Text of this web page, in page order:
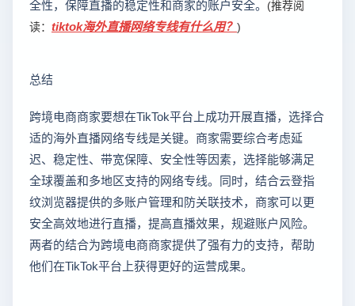
全性，保障直播的稳定性和商家的账户安全。 (推荐阅
读： tiktok海外直播网络专线有什么用？ )
总结
跨境电商商家要想在TikTok平台上成功开展直播，选择合
适的海外直播网络专线是关键。商家需要综合考虑延
迟、稳定性、带宽保障、安全性等因素，选择能够满足
全球覆盖和多地区支持的网络专线。同时，结合云登指
纹浏览器提供的多账户管理和防关联技术，商家可以更
安全高效地进行直播，提高直播效果，规避账户风险。
两者的结合为跨境电商商家提供了强有力的支持，帮助
他们在TikTok平台上获得更好的运营成果。